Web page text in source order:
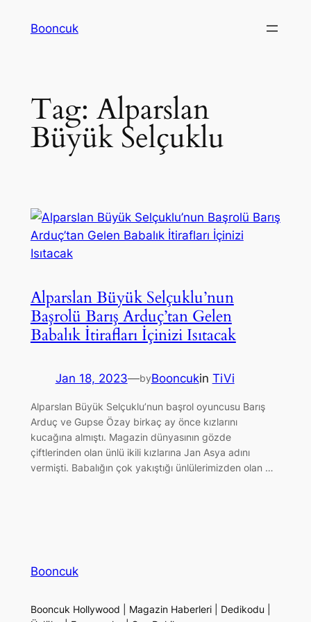
Booncuk
Tag: Alparslan
Büyük Selçuklu
Alparslan Büyük Selçuklu’nun
Başrolü Barış Arduç’tan Gelen
Babalık İtirafları İçinizi Isıtacak
Jan 18, 2023—byBooncukin TiVi
Alparslan Büyük Selçuklu’nun başrol oyuncusu Barış
Arduç ve Gupse Özay birkaç ay önce kızlarını
kucağına almıştı. Magazin dünyasının gözde
çiftlerinden olan ünlü ikili kızlarına Jan Asya adını
vermişti. Babalığın çok yakıştığı ünlülerimizden olan …
Booncuk
Booncuk Hollywood | Magazin Haberleri | Dedikodu |